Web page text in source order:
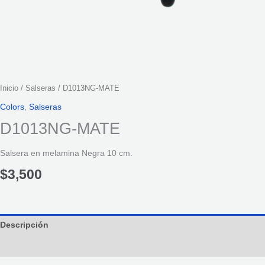
Inicio / Salseras / D1013NG-MATE
Colors, Salseras
D1013NG-MATE
Salsera en melamina Negra 10 cm.
$3,500
Descripción